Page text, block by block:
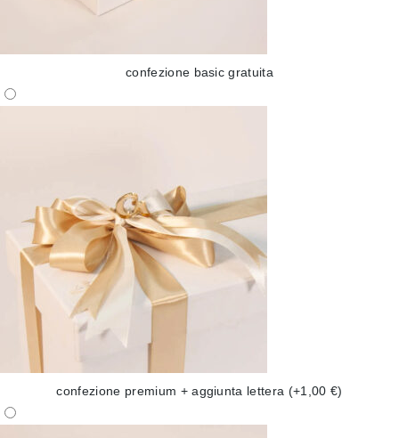
confezione basic gratuita
confezione premium + aggiunta lettera (+1,00 €)